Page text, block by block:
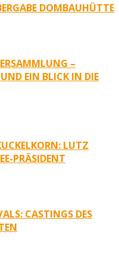
DOMBAUHÜTTE
–
EIN BLICK IN DIE
LUTZ
PRÄSIDENT
CASTINGS DES